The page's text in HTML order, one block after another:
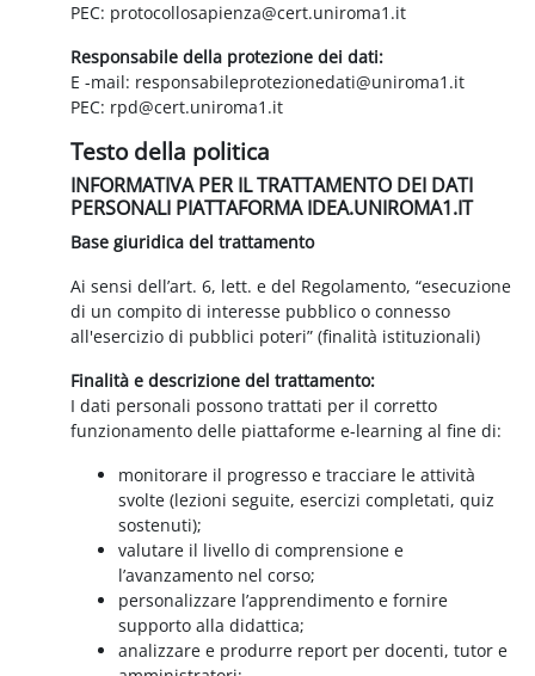
PEC: protocollosapienza@cert.uniroma1.it
Responsabile della protezione dei dati:
E -mail: responsabileprotezionedati@uniroma1.it
PEC: rpd@cert.uniroma1.it
Testo della politica
INFORMATIVA PER IL TRATTAMENTO DEI DATI
PERSONALI PIATTAFORMA IDEA.UNIROMA1.IT
Base giuridica del trattamento
Ai sensi dell’art. 6, lett. e del Regolamento, “esecuzione
di un compito di interesse pubblico o connesso
all'esercizio di pubblici poteri” (finalità istituzionali)
Finalità e descrizione del trattamento:
I dati personali possono trattati per il corretto
funzionamento delle piattaforme e-learning al fine di:
monitorare il progresso e tracciare le attività
svolte (lezioni seguite, esercizi completati, quiz
sostenuti);
valutare il livello di comprensione e
l’avanzamento nel corso;
personalizzare l’apprendimento e fornire
supporto alla didattica;
analizzare e produrre report per docenti, tutor e